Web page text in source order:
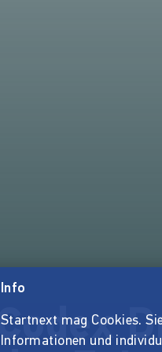
Codex
Info
Startnext mag Cookies.
Informationen und